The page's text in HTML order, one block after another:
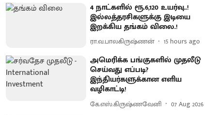
4 நாட்களில் ரூ.6,120 உயர்வு..!
இல்லத்தரசிகளுக்கு இடியை
இறக்கிய தங்கம் விலை.!
ரா.வ.பாலகிருஷ்ணன் 15 hours ago
அமெரிக்க பங்குகளில் முதலீடு
செய்வது எப்படி?
இந்தியர்களுக்கான எளிய
வழிகாட்டி!
கே.எஸ்.கிருஷ்ணவேனி 07 Aug 2026